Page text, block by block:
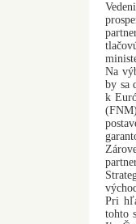
Na
by sa
k
Pri
tohto